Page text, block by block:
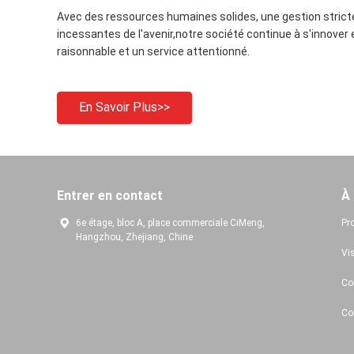
Avec des ressources humaines solides, une gestion
incessantes de l'avenir,notre société continue à
raisonnable et un service attentionné.
En Savoir Plus>>
Entrer en contact
6e étage, bloc A, place commerciale CiMeng,
Hangzhou, Zhejiang, Chine
À